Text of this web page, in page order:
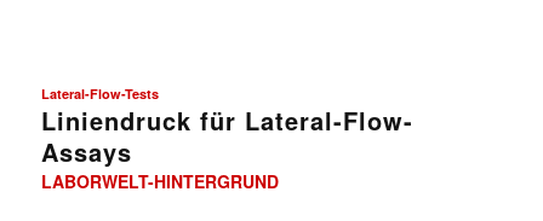
Lateral-Flow-Tests
Liniendruck für Lateral-Flow-
Assays
LABORWELT-HINTERGRUND